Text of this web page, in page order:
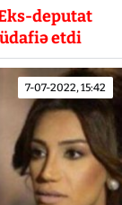
deputat
etdi
7-07-2022, 15:42